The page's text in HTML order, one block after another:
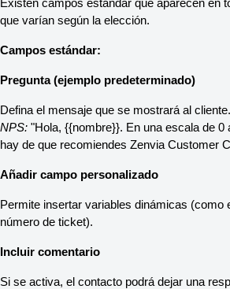
Existen campos estándar que aparecen en
que varían según la elección.
Campos estándar:
Pregunta (ejemplo predeterminado)
Defina el mensaje que se mostrará al cliente.
NPS: "Hola, {{nombre}}. En una escala de 0
hay de que recomiendes Zenvia Customer
Añadir campo personalizado
Permite insertar variables dinámicas (como
número de ticket).
Incluir comentario
Si se activa, el contacto podrá dejar una